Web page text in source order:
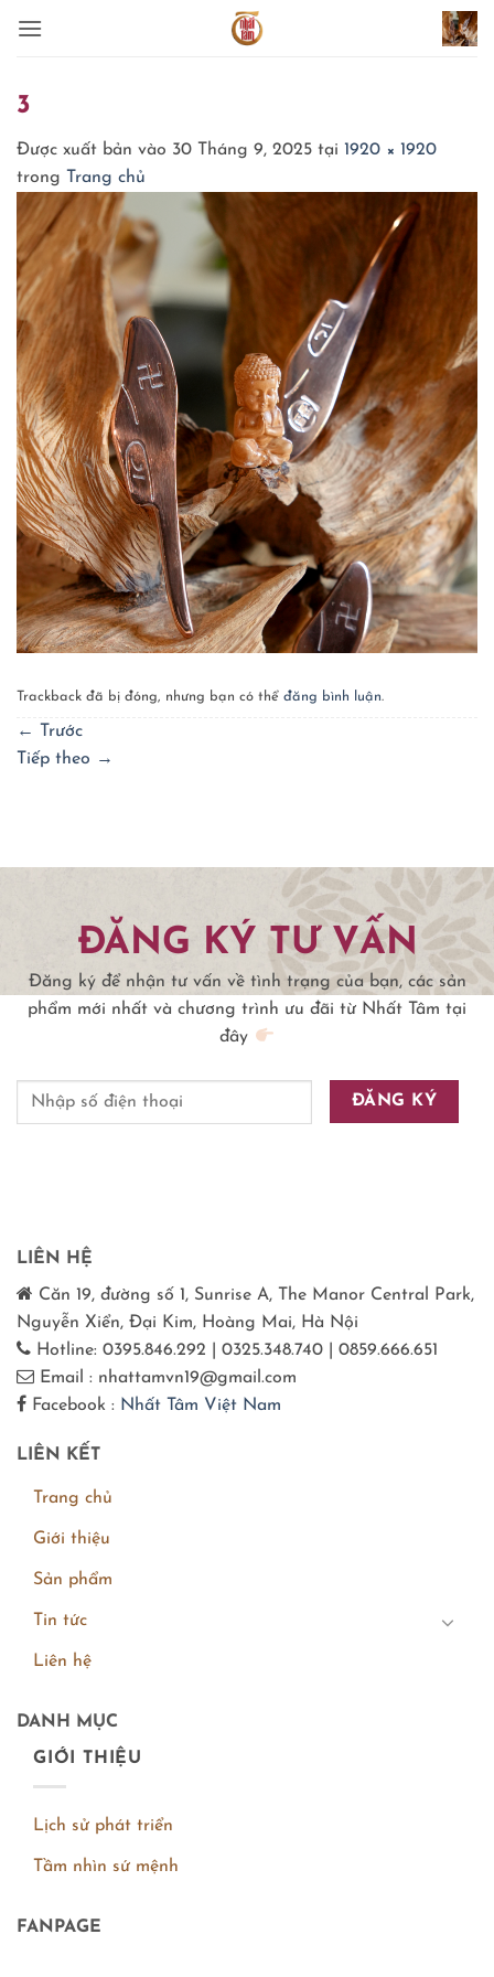
qua
dung
3
Được xuất bản vào 30 Tháng 9, 2025 tại 1920 × 1920
trong
Trang chủ
Trackback đã bị đóng, nhưng bạn có thể đăng bình luận.
←
Trước
Tiếp theo →
ĐĂNG KÝ TƯ VẤN
Đăng ký để nhận tư vấn về tình trạng của bạn, các sản
phẩm mới nhất và chương trình ưu đãi từ Nhất Tâm tại
đây
LIÊN HỆ
Căn 19, đường số 1, Sunrise A, The Manor Central Park,
Nguyễn Xiển, Đại Kim, Hoàng Mai, Hà Nội
Hotline: 0395.846.292 | 0325.348.740 | 0859.666.651
Email : nhattamvn19@gmail.com
Facebook : Nhất Tâm Việt Nam
LIÊN KẾT
Trang chủ
Giới thiệu
Sản phẩm
Tin tức
Liên hệ
DANH MỤC
GIỚI THIỆU
Lịch sử phát triển
Tầm nhìn sứ mệnh
FANPAGE